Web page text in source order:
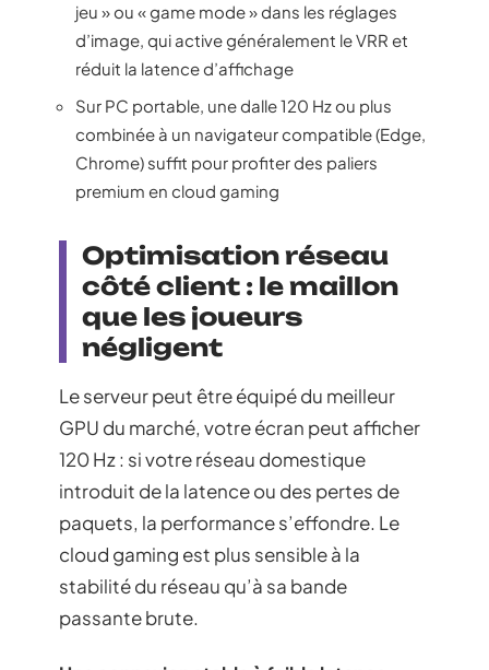
jeu » ou « game mode » dans les réglages
d’image, qui active généralement le VRR et
réduit la latence d’affichage
Sur PC portable, une dalle 120 Hz ou plus
combinée à un navigateur compatible (Edge,
Chrome) suffit pour profiter des paliers
premium en cloud gaming
Optimisation réseau
côté client : le maillon
que les joueurs
négligent
Le serveur peut être équipé du meilleur
GPU du marché, votre écran peut afficher
120 Hz : si votre réseau domestique
introduit de la latence ou des pertes de
paquets, la performance s’effondre. Le
cloud gaming est plus sensible à la
stabilité du réseau qu’à sa bande
passante brute.